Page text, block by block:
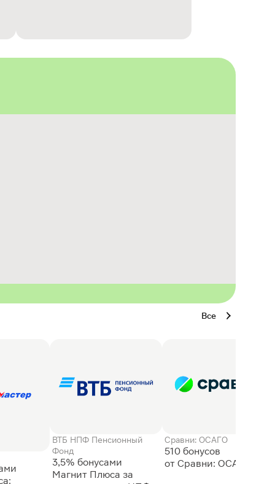
Все
ВТБ НПФ Пенсионный
Фонд
3,5% бонусами
Магнит Плюса за
Сравни: ОСАГО
510 бонусов